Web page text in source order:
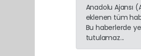
Anadolu Ajansı
eklenen tüm
Bu haberlerde
tutulamaz...